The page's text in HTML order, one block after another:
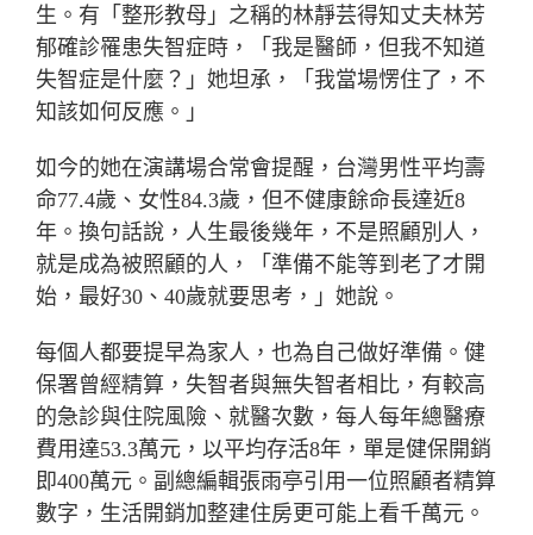
生。有「整形教母」之稱的林靜芸得知丈夫林芳
郁確診罹患失智症時，「我是醫師，但我不知道
失智症是什麼？」她坦承，「我當場愣住了，不
知該如何反應。」
如今的她在演講場合常會提醒，台灣男性平均壽
命77.4歲、女性84.3歲，但不健康餘命長達近8
年。換句話說，人生最後幾年，不是照顧別人，
就是成為被照顧的人，「準備不能等到老了才開
始，最好30、40歲就要思考，」她說。
每個人都要提早為家人，也為自己做好準備。健
保署曾經精算，失智者與無失智者相比，有較高
的急診與住院風險、就醫次數，每人每年總醫療
費用達53.3萬元，以平均存活8年，單是健保開銷
即400萬元。副總編輯張雨亭引用一位照顧者精算
數字，生活開銷加整建住房更可能上看千萬元。